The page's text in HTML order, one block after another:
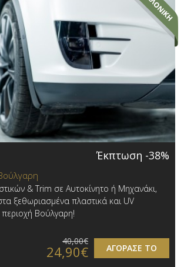
Έκπτωση -38%
& Trim σε Αυτοκίνητο ή Μηχανάκι,
ξεθωριασμένα πλαστικά και UV
Βούλγαρη!
ΑΓΟΡΑΣΕ ΤΟ
40,00€
24,90€